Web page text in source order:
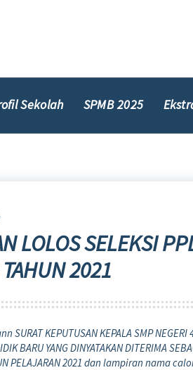
Sekolah SPMB 2025
LOLOS SELEKSI
2021
KEPUTUSAN KEPALA SMP NEGERI
BARU YANG DINYATAKAN DITERIMA
PELAJARAN 2021 dan lampiran nama